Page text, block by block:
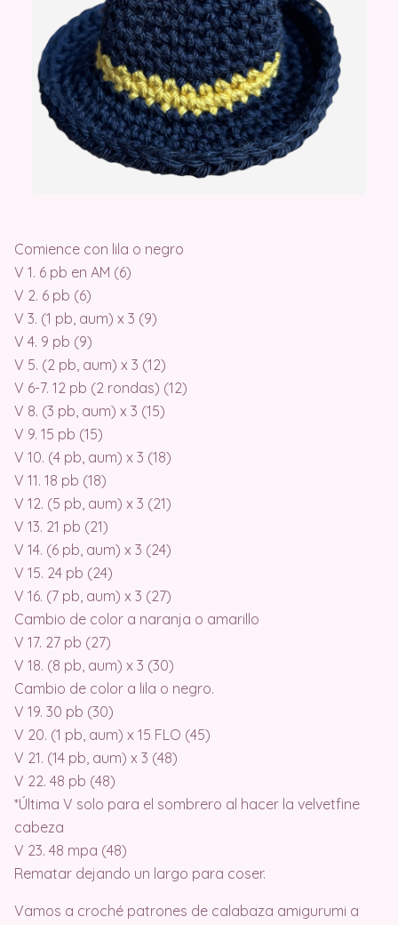
Comience con lila o negro
V 1. 6 pb en AM (6)
V 2. 6 pb (6)
V 3. (1 pb, aum) x 3 (9)
V 4. 9 pb (9)
V 5. (2 pb, aum) x 3 (12)
V 6-7. 12 pb (2 rondas) (12)
V 8. (3 pb, aum) x 3 (15)
V 9. 15 pb (15)
V 10. (4 pb, aum) x 3 (18)
V 11. 18 pb (18)
V 12. (5 pb, aum) x 3 (21)
V 13. 21 pb (21)
V 14. (6 pb, aum) x 3 (24)
V 15. 24 pb (24)
V 16. (7 pb, aum) x 3 (27)
Cambio de color a naranja o amarillo
V 17. 27 pb (27)
V 18. (8 pb, aum) x 3 (30)
Cambio de color a lila o negro.
V 19. 30 pb (30)
V 20. (1 pb, aum) x 15 FLO (45)
V 21. (14 pb, aum) x 3 (48)
V 22. 48 pb (48)
*Última V solo para el sombrero al hacer la velvetfine
cabeza
V 23. 48 mpa (48)
Rematar dejando un largo para coser.
Vamos a croché patrones de calabaza amigurumi a